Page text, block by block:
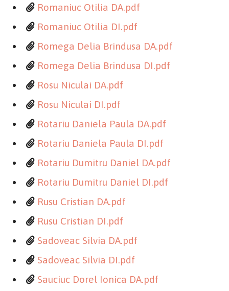
Romaniuc Otilia DA.pdf
Romaniuc Otilia DI.pdf
Romega Delia Brindusa DA.pdf
Romega Delia Brindusa DI.pdf
Rosu Niculai DA.pdf
Rosu Niculai DI.pdf
Rotariu Daniela Paula DA.pdf
Rotariu Daniela Paula DI.pdf
Rotariu Dumitru Daniel DA.pdf
Rotariu Dumitru Daniel DI.pdf
Rusu Cristian DA.pdf
Rusu Cristian DI.pdf
Sadoveac Silvia DA.pdf
Sadoveac Silvia DI.pdf
Sauciuc Dorel Ionica DA.pdf